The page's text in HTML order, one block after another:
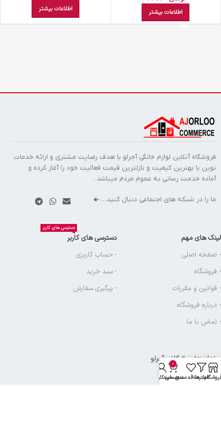
اطلاعات بیشتر اطلاعات بیشتر
فروشگاه آنلاین لوازم خانگی آجرلو با هدف رضایت مشتری و ارائه خدمات
نوین با بهترین کیفیت و نازلترین قیمت فعالیت خود را آغاز کرده و
آماده خدمت رسانی به عموم مردم میباشد .
ما را در شبکه های اجتماعی دنبال کنید…
لینک های مهم
- صفحه اصلی
- فروشگاه
- قوانین و مقررات
- درباره فروشگاه
- تماس با ما
دسترسی های کاربر
دسترسی های کاربر
- حساب کاربری
- سبد خرید
- پیگیری سفارش
نماد های بازرگانی آجرلو
فیلترهاعلاقه مندی
0
سبد خرید
حساب کاربری من